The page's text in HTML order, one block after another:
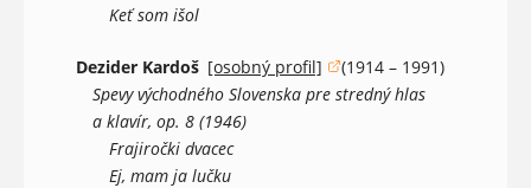
Keť som išol
Dezider Kardoš [osobný profil]
(otvorí sa v novom okne)
(1914 – 1991)
Spevy východného Slovenska pre stredný hlas
a klavír, op. 8 (1946)
Frajiročki dvacec
Ej, mam ja lučku